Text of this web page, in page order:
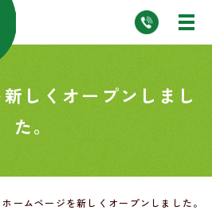
しくオープンしまし
た。
ホームページを新しくオープンしました。